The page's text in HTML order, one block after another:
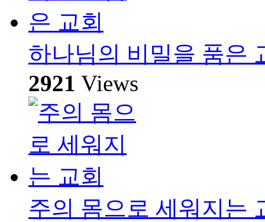
하나님의 비밀을 품은
2921 Views
주의 몸으로 세워지는